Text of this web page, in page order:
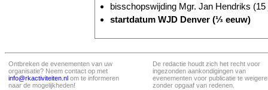
bisschopswijding Mgr. Jan Hendriks (15
startdatum WJD Denver (⅓ eeuw)
Ontbreken de evenementen van uw
organisatie? Neem contact op met
info@rkactiviteiten.nl om te informeren
naar de mogelijkheden!
De redactie houdt zich het recht voor
ingezonden aankondigingen van
evenementen voor publicatie te
zonder opgaaf van redenen.